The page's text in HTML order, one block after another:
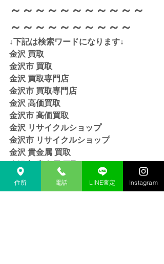
～～～～～～～～～～～
～～～～～～～～～～
↓下記は検索ワードになります↓
金沢 買取
金沢市 買取
金沢 買取専門店
金沢市 買取専門店
金沢 高価買取
金沢市 高価買取
金沢 リサイクルショップ
金沢市 リサイクルショップ
金沢 貴金属 買取
金沢市 貴金属 買取
金沢 金 買取
金沢市 金 買取
住所 電話 LINE査定 Instagram